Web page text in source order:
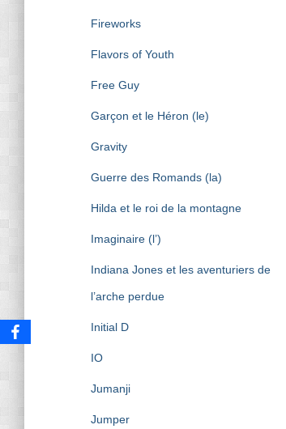
Fireworks
Flavors of Youth
Free Guy
Garçon et le Héron (le)
Gravity
Guerre des Romands (la)
Hilda et le roi de la montagne
Imaginaire (l’)
Indiana Jones et les aventuriers de
l’arche perdue
Initial D
IO
Jumanji
Jumper